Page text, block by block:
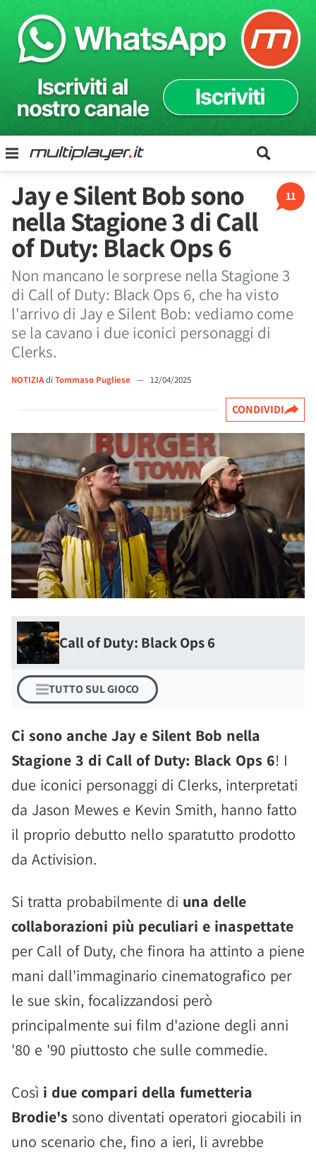
11
Jay e Silent Bob sono
nella Stagione 3 di Call
of Duty: Black Ops 6
Non mancano le sorprese nella Stagione 3
di Call of Duty: Black Ops 6, che ha visto
l'arrivo di Jay e Silent Bob: vediamo come
se la cavano i due iconici personaggi di
Clerks.
NOTIZIAdi Tommaso Pugliese — 12/04/2025
CONDIVIDI
Call of Duty: Black Ops 6
TUTTO SUL GIOCO
Ci sono anche Jay e Silent Bob nella
Stagione 3 di Call of Duty: Black Ops 6! I
due iconici personaggi di Clerks, interpretati
da Jason Mewes e Kevin Smith, hanno fatto
il proprio debutto nello sparatutto prodotto
da Activision.
Si tratta probabilmente di una delle
collaborazioni più peculiari e inaspettate
per Call of Duty, che finora ha attinto a piene
mani dall'immaginario cinematografico per
le sue skin, focalizzandosi però
principalmente sui film d'azione degli anni
'80 e '90 piuttosto che sulle commedie.
Così i due compari della fumetteria
Brodie's sono diventati operatori giocabili in
uno scenario che, fino a ieri, li avrebbe